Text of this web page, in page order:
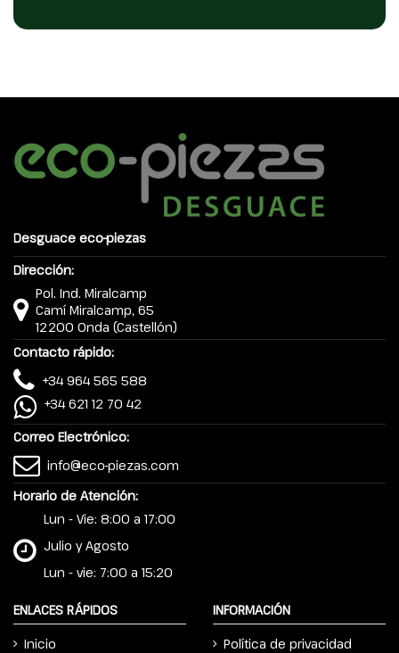
Desguace eco-piezas
Dirección:
Pol. Ind. Miralcamp
Camí Miralcamp, 65
12200 Onda (Castellón)
Contacto rápido:
+34 964 565 588
+34 621 12 70 42
Correo Electrónico:
info@eco-piezas.com
Horario de Atención:
Lun - Vie: 8:00 a 17:00
Julio y Agosto
Lun - vie: 7:00 a 15:20
ENLACES RÁPIDOS
Inicio
INFORMACIÓN
Política de privacidad